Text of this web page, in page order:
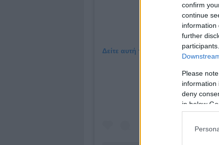
confirm
continue
information
further
Please
information
deny
in below
Δείτε αυτή τη δημοσίευση στο